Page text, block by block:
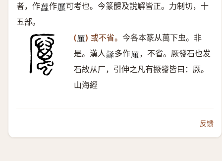
者，作𧓵 作𠪿 可考也。今篆體及說解皆正。力制切，十
五部。
(𠪿 ) 或不省。 今各本篆从萬下虫。非
是。漢人𥛬 多作𠪿 ，不省。厥發石也发
石故从厂，引伸之凡有撅發皆曰：厥。
山海經
反馈